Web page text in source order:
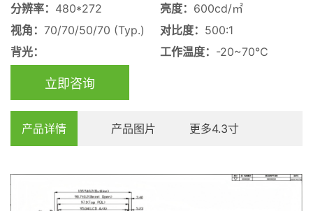
分辨率： 480*272 亮度： 600cd/㎡
视角： 70/70/50/70 (Typ.) 对比度： 500:1
背光：
工作温度： -20~70℃
立即咨询
产品详情 产品图片 更多4.3寸